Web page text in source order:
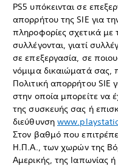
PS5 υπόκεινται σε
απορρήτου της SIE για
πληροφορίες σχετικά
συλλέγονται, γιατί
σε επεξεργασία, σε
νόμιμα δικαιώματά σας,
Πολιτική απορρήτου SIE
στην οποία μπορείτε να
της συσκευής σας ή
διεύθυνση
Στον βαθμό που
Η.Π.Α., των χωρών της
Αμερικής, της Ιαπωνίας